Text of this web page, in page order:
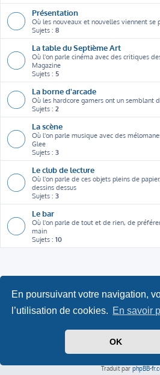
En poursuivant votre navigation,
l’utilisation de cookies. En savoir
OK
Présentation
Où les nouveaux et nouvelles viennent se
Sujets : 8
La table du Septième Art
Où l'on parle cinéma avec des critiques
Magazine
Sujets : 5
La borne d'arcade
Où les hardcore gamers ont un semblant
Sujets : 2
La scène
Où l'on parle musique avec des
Glee
Sujets : 3
Le club de lecture
Où l'on parle de ces objets pleins de
dessins dessus
Sujets : 3
Le bar
Où l'on parle de tout et de rien, de
main
Sujets : 10
Thème du forum serieallbasé sur
Icone du panda parTriton,
Traduit par phpBB-